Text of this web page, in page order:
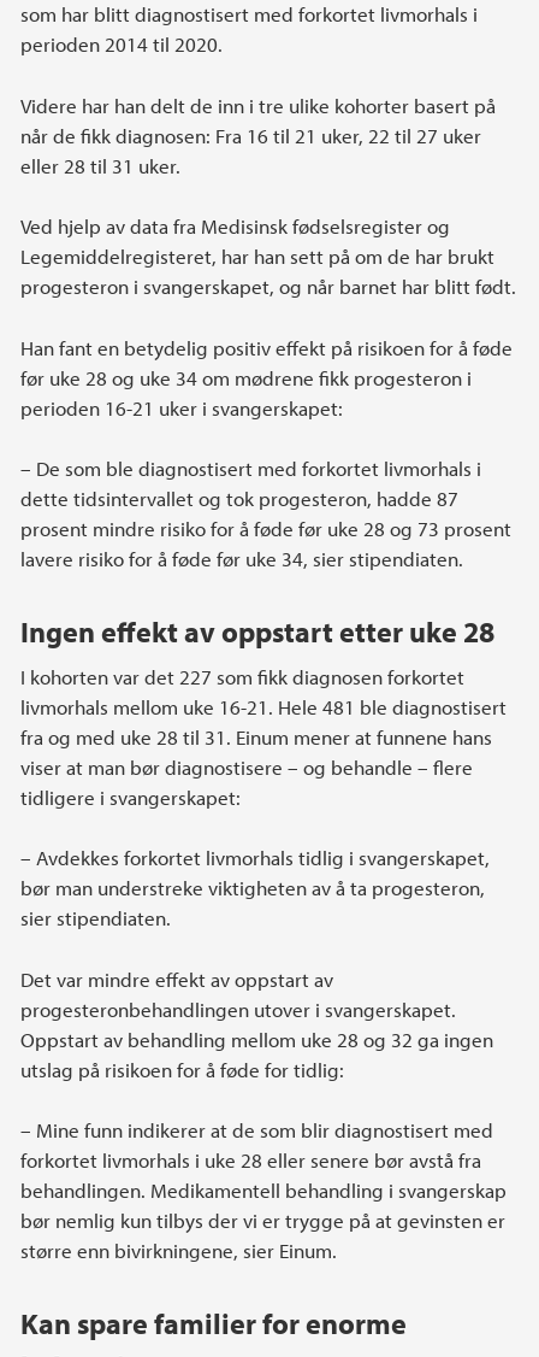
som har blitt diagnostisert med forkortet livmorhals i
perioden 2014 til 2020.
Videre har han delt de inn i tre ulike kohorter basert på
når de fikk diagnosen: Fra 16 til 21 uker, 22 til 27 uker
eller 28 til 31 uker.
Ved hjelp av data fra Medisinsk fødselsregister og
Legemiddelregisteret, har han sett på om de har brukt
progesteron i svangerskapet, og når barnet har blitt født.
Han fant en betydelig positiv effekt på risikoen for å føde
før uke 28 og uke 34 om mødrene fikk progesteron i
perioden 16-21 uker i svangerskapet:
– De som ble diagnostisert med forkortet livmorhals i
dette tidsintervallet og tok progesteron, hadde 87
prosent mindre risiko for å føde før uke 28 og 73 prosent
lavere risiko for å føde før uke 34, sier stipendiaten.
Ingen effekt av oppstart etter uke 28
I kohorten var det 227 som fikk diagnosen forkortet
livmorhals mellom uke 16-21. Hele 481 ble diagnostisert
fra og med uke 28 til 31. Einum mener at funnene hans
viser at man bør diagnostisere – og behandle – flere
tidligere i svangerskapet:
– Avdekkes forkortet livmorhals tidlig i svangerskapet,
bør man understreke viktigheten av å ta progesteron,
sier stipendiaten.
Det var mindre effekt av oppstart av
progesteronbehandlingen utover i svangerskapet.
Oppstart av behandling mellom uke 28 og 32 ga ingen
utslag på risikoen for å føde for tidlig:
– Mine funn indikerer at de som blir diagnostisert med
forkortet livmorhals i uke 28 eller senere bør avstå fra
behandlingen. Medikamentell behandling i svangerskap
bør nemlig kun tilbys der vi er trygge på at gevinsten er
større enn bivirkningene, sier Einum.
Kan spare familier for enorme